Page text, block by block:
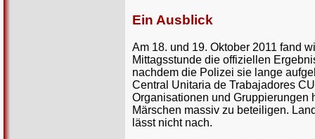
Ein Ausblick
Am 18. und 19. Oktober 2011 fand
Mittagsstunde die offiziellen
nachdem die Polizei sie lange
Central Unitaria de Trabajadores
Organisationen und Gruppierungen
Märschen massiv zu beteiligen.
lässt nicht nach.